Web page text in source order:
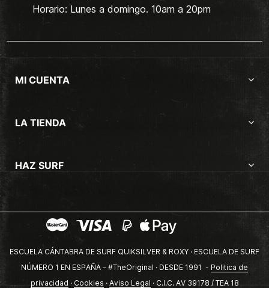
Horario: Lunes a domingo. 10am a 20pm
MI CUENTA
LA TIENDA
HAZ SURF
ESCUELA CÁNTABRA DE SURF QUIKSILVER & ROXY · ESCUELA DE SURF
NÚMERO 1 EN ESPAÑA – #TheOriginal · DESDE 1991 - Politica de
privacidad · Cookies · Aviso Legal · C.I.C. AV 39178 / TEA 18